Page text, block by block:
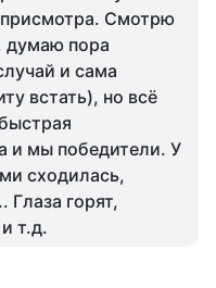
присмотра. Смотрю
думаю пора
и сама
встать), но всё
и мы победители. У
сходилась,
Глаза горят,
т.д.